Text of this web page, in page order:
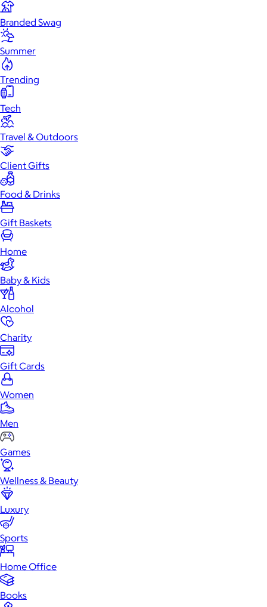
Branded Swag
Summer
Trending
Tech
Travel & Outdoors
Client Gifts
Food & Drinks
Gift Baskets
Home
Baby & Kids
Alcohol
Charity
Gift Cards
Women
Men
Games
Wellness & Beauty
Luxury
Sports
Home Office
Books